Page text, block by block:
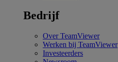
Bedrijf
Over TeamViewer
Werken bij TeamViewer
Investeerders